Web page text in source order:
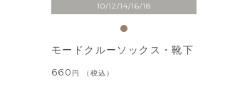
10/12/14/16/18
モードクルーソックス・靴下
660 税込